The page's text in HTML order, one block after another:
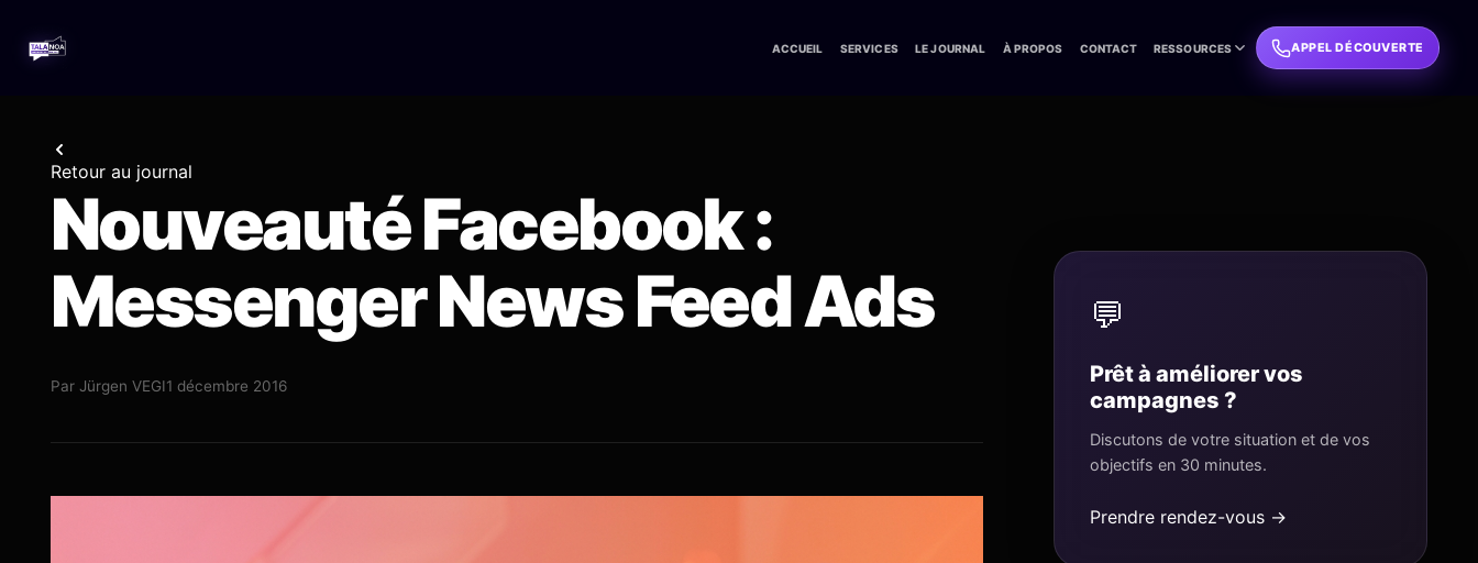
ACCUEIL SERVICES LE JOURNAL À PROPOS CONTACT RESSOURCES APPEL DÉCOUVERTE
Retour au journal
Nouveauté Facebook :
Messenger News Feed Ads
Par Jürgen VEGI1 décembre 2016
💬
Prêt à améliorer vos
campagnes ?
Discutons de votre situation et de vos
objectifs en 30 minutes.
Prendre rendez-vous →